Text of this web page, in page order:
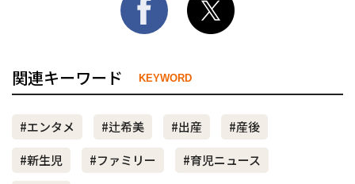
関連キーワード KEYWORD
#エンタメ #辻希美 #出産
#産後
#新生児
#ファミリー
#育児ニュース